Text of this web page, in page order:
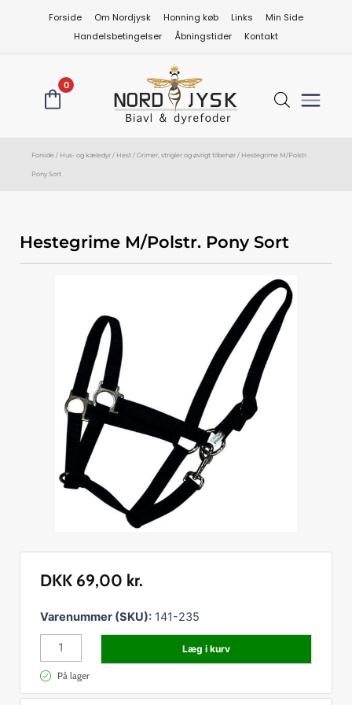
Forside Om Nordjysk Honning køb Links
Min Side
Handelsbetingelser
Åbningstider Kontakt
0
Forside / Hus- og kæledyr / Hest / Grimer, strigler og øvrigt tilbehør / Hestegrime M/Polstr.
Pony Sort
Hestegrime M/Polstr. Pony Sort
DKK 69,00 kr.
Varenummer (SKU):141-235
Hestegrime
M/Polstr.
Pony
Sort
antal
Læg i kurv
På lager